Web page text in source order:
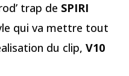
trap de SPIRI
qui va mettre tout
du clip, V10